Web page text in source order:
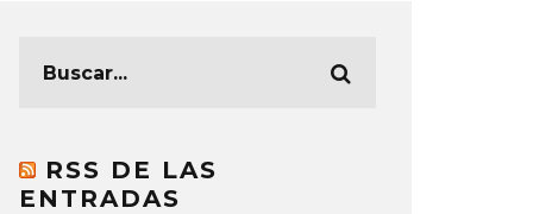
RSS DE LAS
ENTRADAS